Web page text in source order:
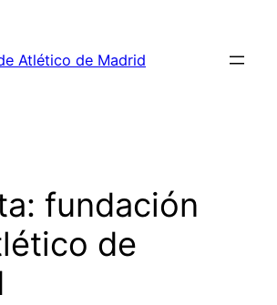
Atlético de Madrid
fundación
de